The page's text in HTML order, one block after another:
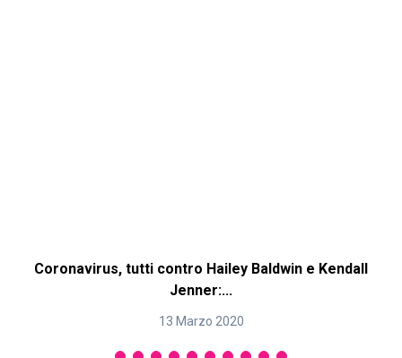
Coronavirus, tutti contro Hailey Baldwin e Kendall
Jenner:...
13 Marzo 2020